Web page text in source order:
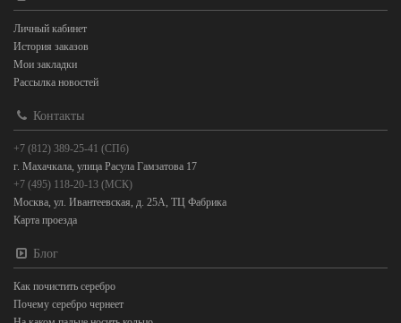
Личный кабинет
История заказов
Мои закладки
Рассылка новостей
Контакты
+7 (812) 389-25-41 (СПб)
г. Махачкала, улица Расула Гамзатова 17
+7 (495) 118-20-13 (МСК)
Москва, ул. Ивантеевская, д. 25А, ТЦ Фабрика
Карта проезда
Блог
Как почистить серебро
Почему серебро чернеет